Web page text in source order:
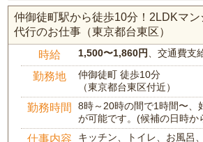
仲御徒町駅から徒歩10分！2LDKマ
代行のお仕事（東京都台東区）
時給 1,500〜1,860円 、交通費支
勤務地
仲御徒町 徒歩10分
（東京都台東区付近）
勤務時間
8時～20時の間で1時間〜、
が可能です。(候補の日時か
仕事内容 キッチン、トイレ、お風呂